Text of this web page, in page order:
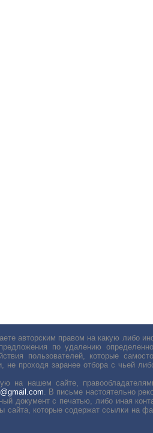
авторским правом на какую либо
по удалению
пользователей, которые
проходя заранее отбора с чьей
на нашем сайте,
. В письме настоятельно
документ с печатью, либо иная
сайта, которые содержат ссылки на